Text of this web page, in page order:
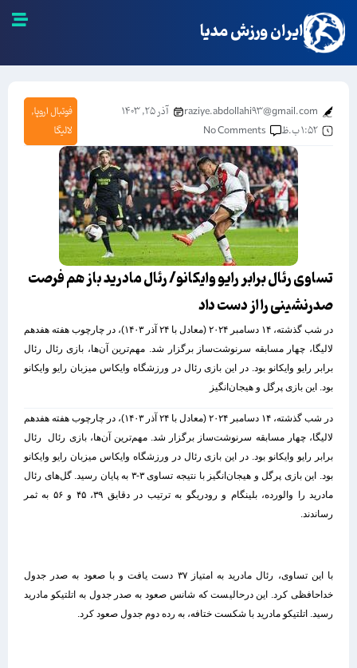
ایران ورزش مدیا
raziye.abdollahi93@gmail.com
آذر ۲۵, ۱۴۰۳
۱:۵۲ ب.ظ
No Comments
فوتبال اروپا,
لالیگا
تساوی رئال برابر رایو وایکانو/ رئال مادرید باز هم فرصت
صدرنشینی را از دست داد
در شب گذشته، ۱۴ دسامبر ۲۰۲۴ (معادل با ۲۴ آذر ۱۴۰۳)، در چارچوب هفته هفدهم
لالیگا، چهار مسابقه سرنوشت‌ساز برگزار شد. مهم‌ترین آن‌ها، بازی رئال رئال
برابر رایو وایکانو بود. در این بازی رئال در ورزشگاه وایکاس میزبان رایو وایکانو
بود. این بازی پرگل و هیجان‌انگیز
در شب گذشته، ۱۴ دسامبر ۲۰۲۴ (معادل با ۲۴ آذر ۱۴۰۳)، در چارچوب هفته هفدهم
لالیگا، چهار مسابقه سرنوشت‌ساز برگزار شد. مهم‌ترین آن‌ها، بازی رئال رئال
برابر رایو وایکانو بود. در این بازی رئال در ورزشگاه وایکاس میزبان رایو وایکانو
بود. این بازی پرگل و هیجان‌انگیز با نتیجه تساوی ۳-۳ به پایان رسید. گل‌های رئال
مادرید را والورده، بلینگام و رودریگو به ترتیب در دقایق ۳۹، ۴۵ و ۵۶ به ثمر
رساندند.
با این تساوی، رئال مادرید به امتیاز ۳۷ دست یافت و با صعود به صدر جدول
خداحافظی کرد. این درحالیست که شانس صعود به صدر جدول به اتلتیکو مادرید
رسید. اتلتیکو مادرید با شکست ختافه، به رده دوم جدول صعود کرد.